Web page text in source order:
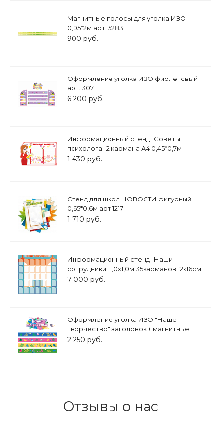
Магнитные полосы для уголка ИЗО
0,05*2м арт. 5283
900 руб.
Оформление уголка ИЗО фиолетовый
арт. 3071
6 200 руб.
Информационный стенд "Советы
психолога" 2 кармана А4 0,45*0,7м
арт.Л455
1 430 руб.
Стенд для школ НОВОСТИ фигурный
0,65*0,6м арт 1217
1 710 руб.
Информационный стенд "Наши
сотрудники" 1,0х1,0м 35карманов 12х16см
арт. 2452
7 000 руб.
Оформление уголка ИЗО "Наше
творчество" заголовок + магнитные
ленты арт. МАГ1319
2 250 руб.
Отзывы о нас